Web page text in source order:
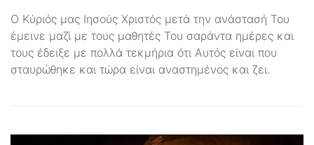
Ο Κύριός μας Ιησούς Χριστός μετά την ανάστασή Του
έμεινε μαζί με τους μαθητές Του σαράντα ημέρες και
τους έδειξε με πολλά τεκμήρια ότι Αυτός είναι που
σταυρώθηκε και τώρα είναι αναστημένος και ζει.